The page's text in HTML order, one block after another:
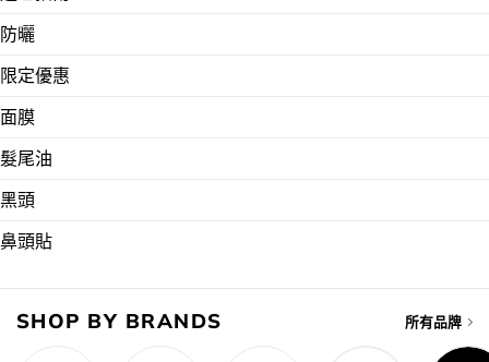
防曬
限定優惠
面膜
髮尾油
黑頭
鼻頭貼
SHOP BY BRANDS 所有品牌